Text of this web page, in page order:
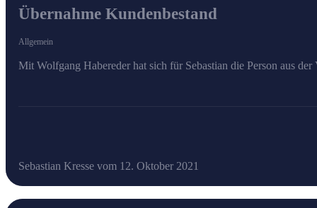
Übernahme Kundenbestand
Allgemein
Mit Wolfgang Habereder hat sich für Sebastian die Person aus
Sebastian Kresse vom 12. Oktober 2021